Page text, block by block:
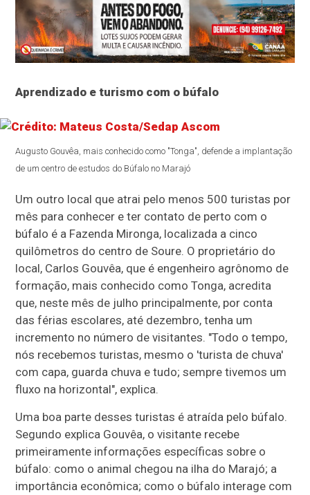
Aprendizado e turismo com o búfalo
Augusto Gouvêa, mais conhecido como "Tonga", defende a implantação
de um centro de estudos do Búfalo no Marajó
Um outro local que atrai pelo menos 500 turistas por
mês para conhecer e ter contato de perto com o
búfalo é a Fazenda Mironga, localizada a cinco
quilômetros do centro de Soure. O proprietário do
local, Carlos Gouvêa, que é engenheiro agrônomo de
formação, mais conhecido como Tonga, acredita
que, neste mês de julho principalmente, por conta
das férias escolares, até dezembro, tenha um
incremento no número de visitantes. "Todo o tempo,
nós recebemos turistas, mesmo o 'turista de chuva'
com capa, guarda chuva e tudo; sempre tivemos um
fluxo na horizontal", explica.
Uma boa parte desses turistas é atraída pelo búfalo.
Segundo explica Gouvêa, o visitante recebe
primeiramente informações específicas sobre o
búfalo: como o animal chegou na ilha do Marajó; a
importância econômica; como o búfalo interage com